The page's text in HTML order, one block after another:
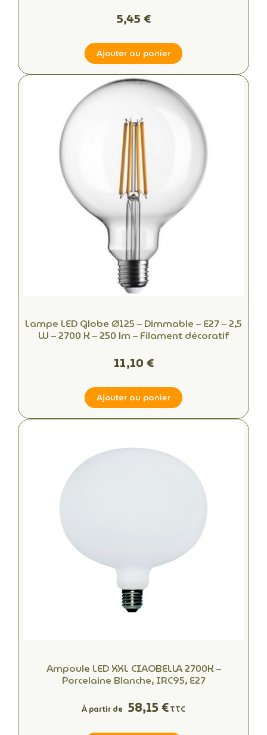
5,45 €
Ajouter au panier
Lampe LED Globe Ø125 – Dimmable – E27 – 2,5
W – 2700 K – 250 lm – Filament décoratif
11,10 €
Ajouter au panier
Ampoule LED XXL CIAOBELLA 2700K –
Porcelaine Blanche, IRC95, E27
À partir de 58,15 €TTC